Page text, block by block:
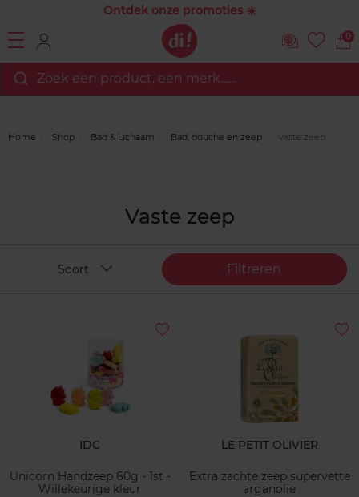
Ontdek onze promoties ☀️
0
Zoek een product, een merk…...
Home Shop Bad & Lichaam Bad, douche en zeep Vaste zeep
Vaste zeep
Filtreren
Soort
IDC
Unicorn Handzeep 60g - 1st -
Willekeurige kleur
LE PETIT OLIVIER
Extra zachte zeep supervette
arganolie